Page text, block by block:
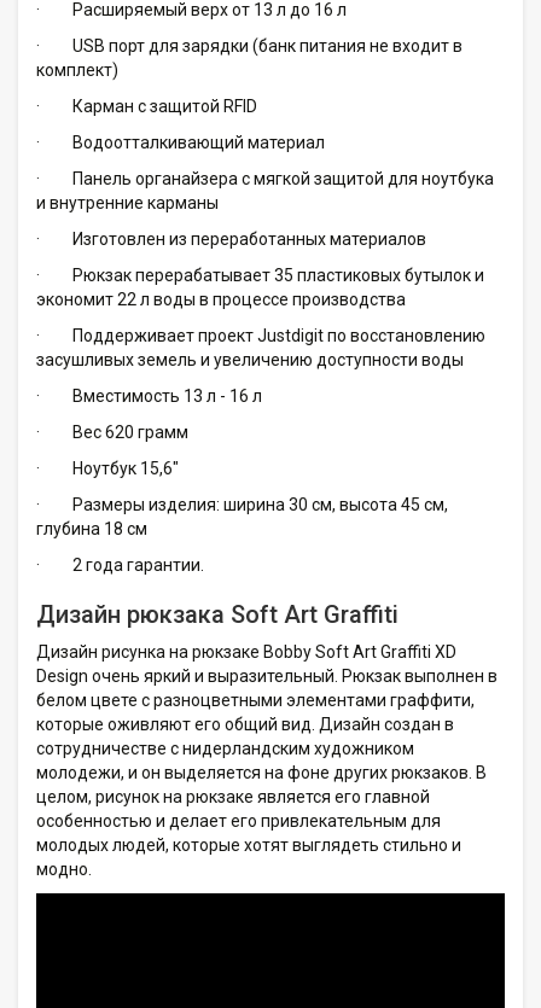
·
Расширяемый верх от 13 л до 16 л
·
USB порт для зарядки (банк питания не входит в
комплект)
·
Карман с защитой RFID
·
Водоотталкивающий материал
·
Панель органайзера с мягкой защитой для ноутбука
и внутренние карманы
·
Изготовлен из переработанных материалов
·
Рюкзак перерабатывает 35 пластиковых бутылок и
экономит 22 л воды в процессе производства
·
Поддерживает проект Justdigit по восстановлению
засушливых земель и увеличению доступности воды
·
Вместимость 13 л - 16 л
·
Вес 620 грамм
·
Ноутбук 15,6"
·
Размеры изделия: ширина 30 см, высота 45 см,
глубина 18 см
·
2 года гарантии.
Дизайн рюкзака Soft Art Graffiti
Дизайн рисунка на рюкзаке Bobby Soft Art Graffiti XD
Design очень яркий и выразительный. Рюкзак выполнен в
белом цвете с разноцветными элементами граффити,
которые оживляют его общий вид. Дизайн создан в
сотрудничестве с нидерландским художником
молодежи, и он выделяется на фоне других рюкзаков. В
целом, рисунок на рюкзаке является его главной
особенностью и делает его привлекательным для
молодых людей, которые хотят выглядеть стильно и
модно.